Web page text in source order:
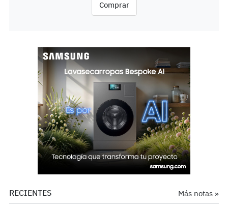
Comprar
Más notas »
RECIENTES